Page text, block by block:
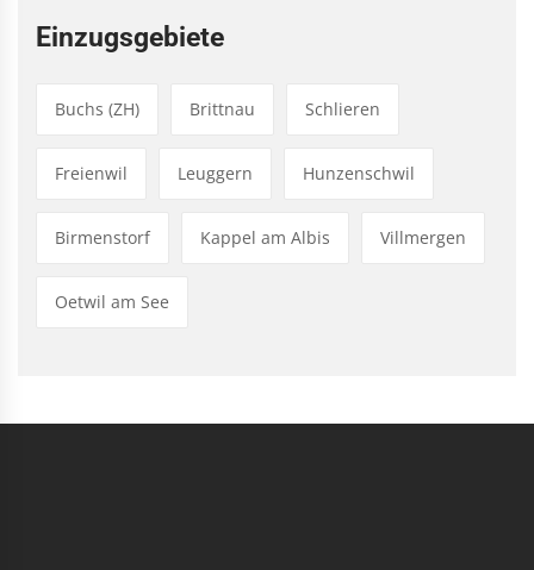
Einzugsgebiete
Buchs (ZH) Brittnau Schlieren
Freienwil Leuggern Hunzenschwil
Birmenstorf Kappel am Albis Villmergen
Oetwil am See